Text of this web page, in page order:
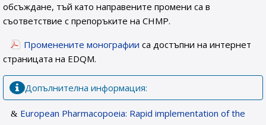
обсъждане, тъй като направените промени са в
съответствие с препоръките на CHMP.
Променените монографии са достъпни на интернет
страницата на EDQM.
Допълнителна информация:
European Pharmacopoeia: Rapid implementation of the